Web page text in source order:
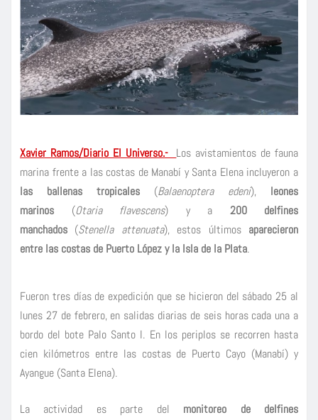
Xavier Ramos/Diario El Universo.- Los avistamientos de fauna
marina frente a las costas de Manabí y Santa Elena incluyeron a
las ballenas tropicales (Balaenoptera edeni), leones
marinos (Otaria flavescens) y a 200 delfines
manchados (Stenella attenuata), estos últimos aparecieron
entre las costas de Puerto López y la Isla de la Plata.
Fueron tres días de expedición que se hicieron del sábado 25 al
lunes 27 de febrero, en salidas diarias de seis horas cada una a
bordo del bote Palo Santo I. En los periplos se recorren hasta
cien kilómetros entre las costas de Puerto Cayo (Manabí) y
Ayangue (Santa Elena).
La actividad es parte del monitoreo de delfines